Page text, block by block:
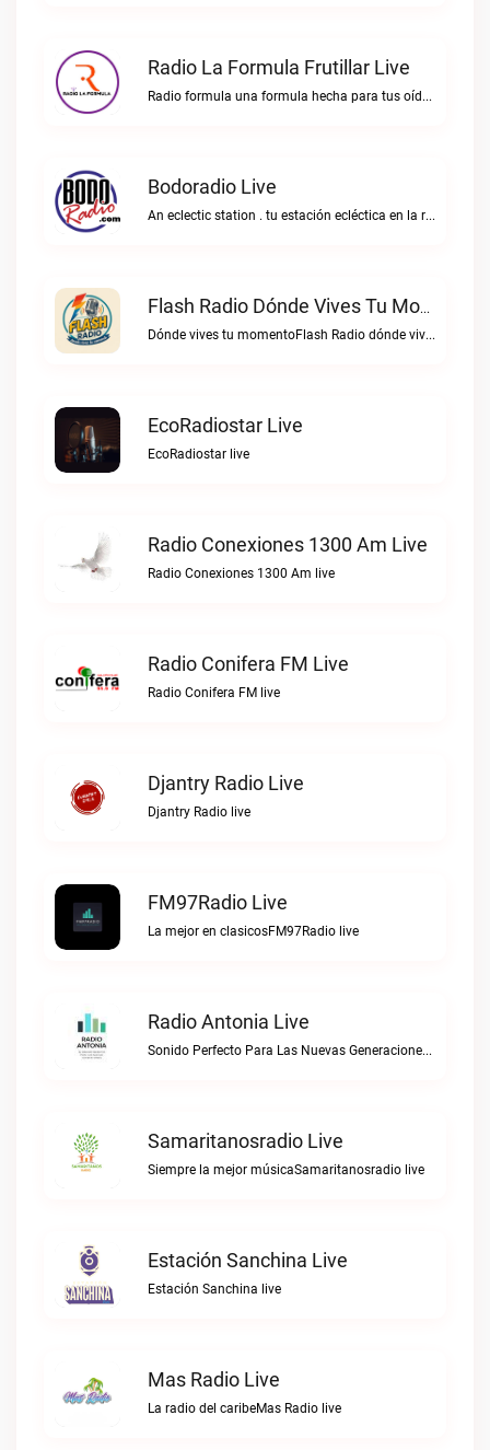
Radio La Formula Frutillar Live
Radio formula una formula hecha para tus oídos.Radio La Formula Frutillar live
Bodoradio Live
An eclectic station . tu estación ecléctica en la red."Bodoradio live
Flash Radio Dónde Vives Tu Momento Live
Dónde vives tu momentoFlash Radio dónde vives tu momento live
EcoRadiostar Live
EcoRadiostar live
Radio Conexiones 1300 Am Live
Radio Conexiones 1300 Am live
Radio Conifera FM Live
Radio Conifera FM live
Djantry Radio Live
Djantry Radio live
FM97Radio Live
La mejor en clasicosFM97Radio live
Radio Antonia Live
Sonido Perfecto Para Las Nuevas GeneracionesRadio Antonia live
Samaritanosradio Live
Siempre la mejor músicaSamaritanosradio live
Estación Sanchina Live
Estación Sanchina live
Mas Radio Live
La radio del caribeMas Radio live